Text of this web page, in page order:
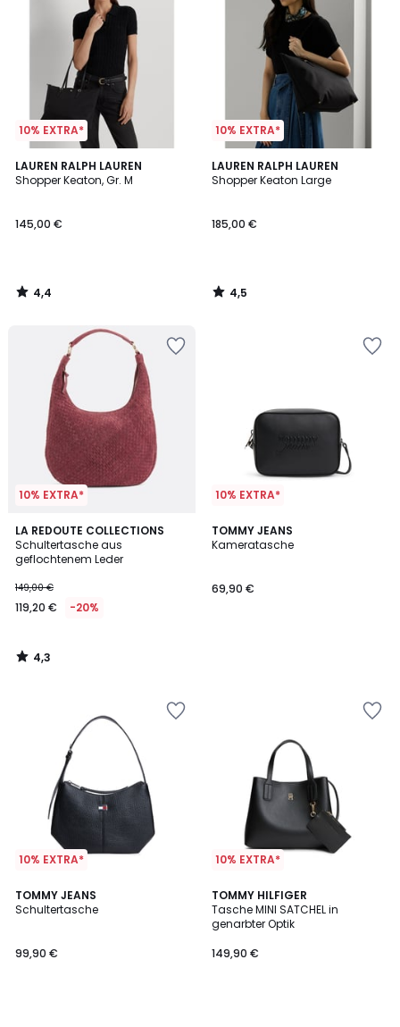
10% EXTRA*
LAUREN RALPH LAUREN
Shopper Keaton, Gr. M
145,00 €
4,4
/ 5
4,4
/
10% EXTRA*
LAUREN RALPH LAUREN
Shopper Keaton Large
185,00 €
4,5
/ 5
4,5
/
10% EXTRA*
LA REDOUTE COLLECTIONS
Schultertasche aus
geflochtenem Leder
149,00 €
119,20 € -20%
4,3
/ 5
4,3
/
10% EXTRA*
TOMMY JEANS
Kameratasche
69,90 €
10% EXTRA*
TOMMY JEANS
Schultertasche
99,90 €
10% EXTRA*
TOMMY HILFIGER
Tasche MINI SATCHEL in
genarbter Optik
149,90 €